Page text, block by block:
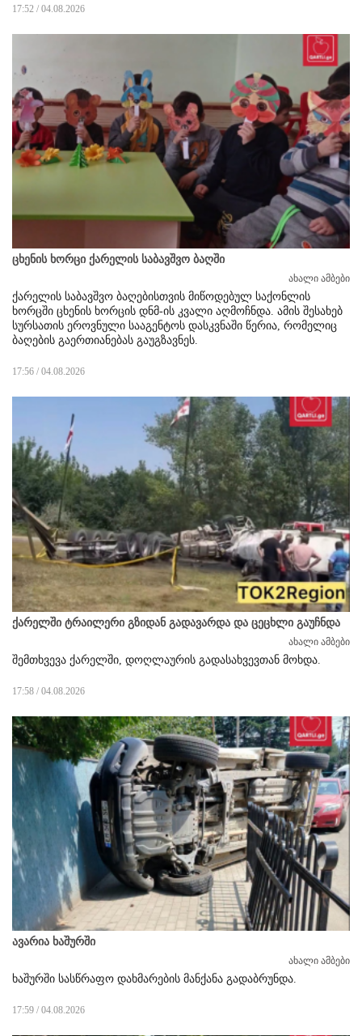
17:52 / 04.08.2026
ცხენის ხორცი ქარელის საბავშვო ბაღში
ახალი ამბები
ქარელის საბავშვო ბაღებისთვის მიწოდებულ საქონლის
ხორცში ცხენის ხორცის დნმ-ის კვალი აღმოჩნდა. ამის შესახებ
სურსათის ეროვნული სააგენტოს დასკვნაში წერია, რომელიც
ბაღების გაერთიანებას გაუგზავნეს.
17:56 / 04.08.2026
ქარელში ტრაილერი გზიდან გადავარდა და ცეცხლი გაუჩნდა
ახალი ამბები
შემთხვევა ქარელში, დოღლაურის გადასახვევთან მოხდა.
17:58 / 04.08.2026
ავარია ხაშურში
ახალი ამბები
ხაშურში სასწრაფო დახმარების მანქანა გადაბრუნდა.
17:59 / 04.08.2026